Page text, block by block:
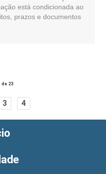
está condicionada ao
prazos e documentos
de 23
3 4